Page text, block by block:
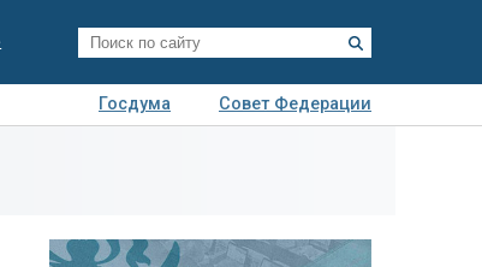
Госдума
Совет Федерации